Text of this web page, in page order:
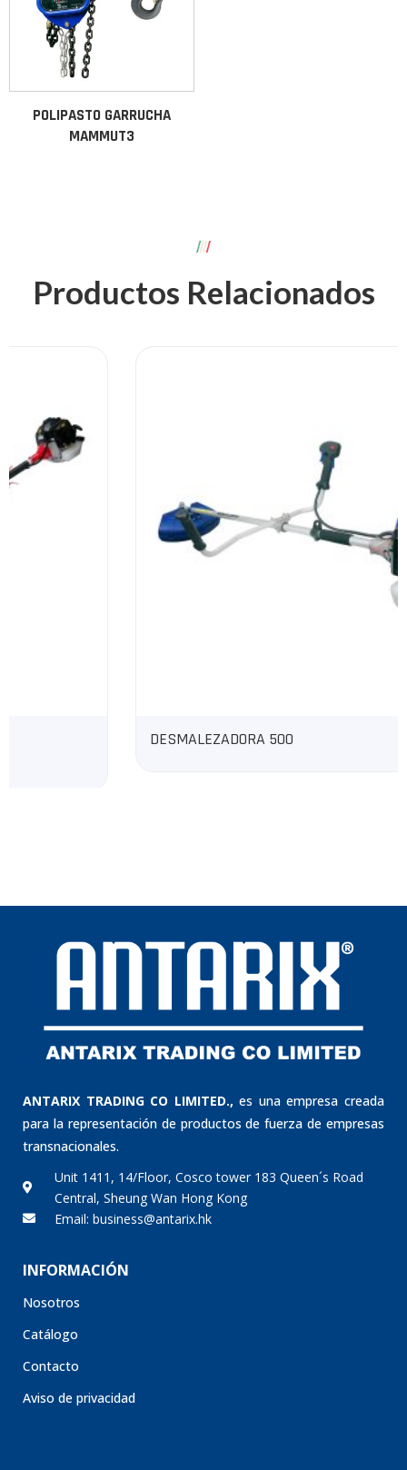
POLIPASTO GARRUCHA
MAMMUT3
Productos Relacionados
DESMALEZADORA 500
ANTARIX TRADING CO LIMITED.,
es una empresa creada
para la representación de productos de fuerza de empresas
transnacionales.
Unit 1411, 14/Floor, Cosco tower 183 Queen´s Road
Central, Sheung Wan Hong Kong
Email: business@antarix.hk
INFORMACIÓN
Nosotros
Catálogo
Contacto
Aviso de privacidad